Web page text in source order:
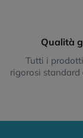
Qualità
Tutti i
rigorosi